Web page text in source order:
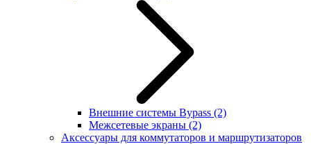
Внешние системы Bypass (2)
Межсетевые экраны (2)
Аксессуары для коммутаторов и маршрутизаторов